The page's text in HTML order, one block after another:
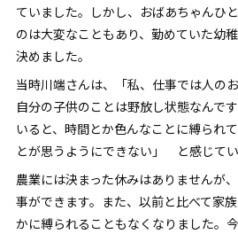
ていました。しかし、おばあちゃんひ
のは大変なこともあり、勤めていた幼
決めました。
当時川端さんは、「私、仕事では人の
自分の子供のことは野放し状態なんで
いると、時間とか色んなことに縛られ
とが思うようにできない」 と感じてい
農業には決まった休みはありませんが
事ができます。また、以前と比べて家
かに縛られることもなくなりました。